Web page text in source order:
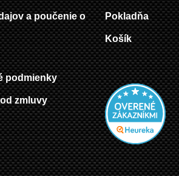
a poučenie o
podmienky
zmluvy
Pokladňa
Košík